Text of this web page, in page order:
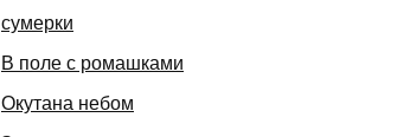
сумерки
В поле с ромашками
Окутана небом